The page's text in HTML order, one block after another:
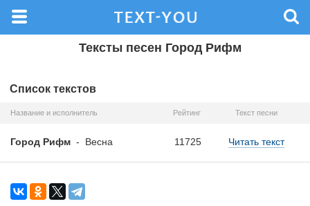
Тексты песен Город Рифм
Список текстов
Название и исполнитель Рейтинг Текст песни
Город Рифм - Весна 11725 Читать текст